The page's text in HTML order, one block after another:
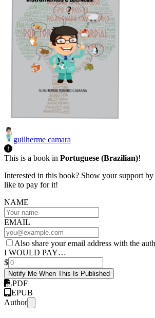
guilherme camara
This is a book in Portuguese (Brazilian)!
Interested in this book? Show your support
like to pay for it!
NAME
EMAIL
Also share your email address with the
I WOULD PAY…
$
Notify Me When This Is Published
PDF
EPUB
Author